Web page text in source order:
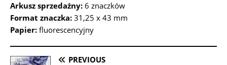
Arkusz sprzedażny: 6 znaczków
Format znaczka: 31,25 x 43 mm
Papier: fluorescencyjny
PREVIOUS